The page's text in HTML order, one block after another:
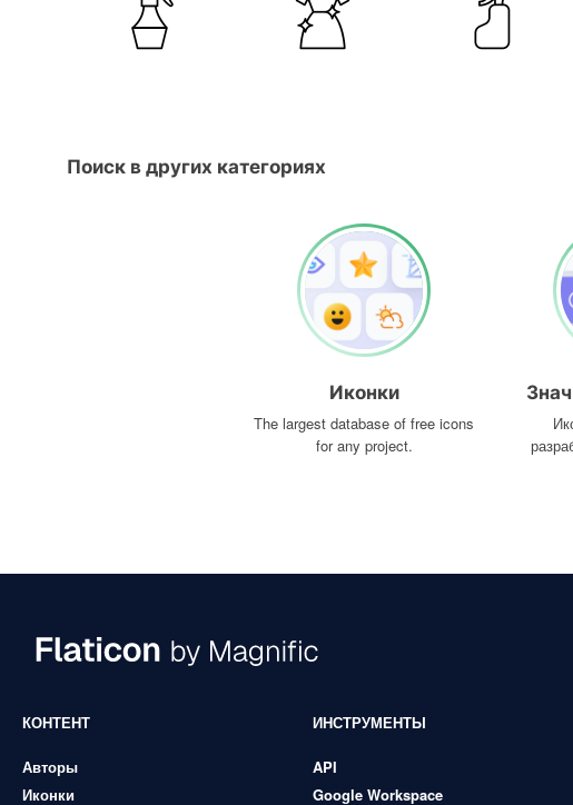
Поиск в других категориях
Иконки
The largest database of free icons
for any project.
КОНТЕНТ
Авторы
Иконки
ИНСТРУМЕНТЫ
API
Google Workspace